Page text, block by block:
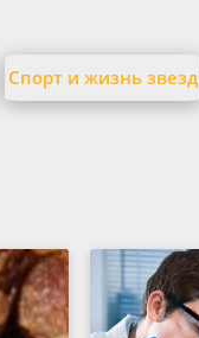
Спорт и жизнь звезд